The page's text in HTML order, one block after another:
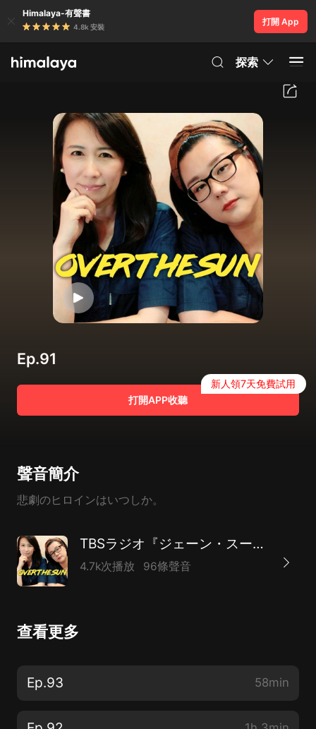
Himalaya-有聲書
4.8k 安裝
打開 App
探索
Ep.91
打開APP收聽
新人領7天免費試用
聲音簡介
悲劇のヒロインはいつしか。
TBSラジオ『ジェーン・スーと堀井美香の「OVER THE SUN」』
4.7k次播放 96條聲音
查看更多
Ep.93 58min